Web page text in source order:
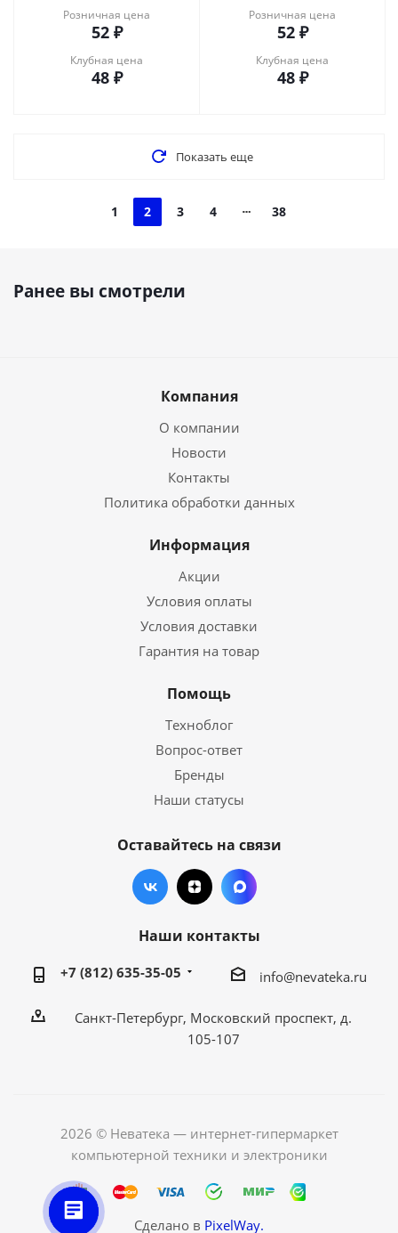
Розничная цена
52₽
Клубная цена
48₽
Розничная цена
52₽
Клубная цена
48₽
Показать еще
1 2 3 4 38
Ранее вы смотрели
Компания
О компании
Новости
Контакты
Политика обработки данных
Информация
Акции
Условия оплаты
Условия доставки
Гарантия на товар
Помощь
Техноблог
Вопрос-ответ
Бренды
Наши статусы
Оставайтесь на связи
Наши контакты
+7 (812) 635-35-05 info@nevateka.ru
Санкт-Петербург, Московский проспект, д.
105-107
2026 © Неватека — интернет-гипермаркет
компьютерной техники и электроники
Сделано в PixelWay.